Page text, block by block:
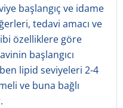
başlangıç ve idame
tedavi amacı ve
özelliklere göre
başlangıcı
lipid seviyeleri 2-4
ve buna bağlı